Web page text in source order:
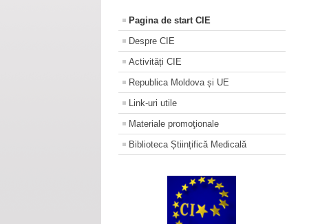
Pagina de start CIE
Despre CIE
Activități CIE
Republica Moldova și UE
Link-uri utile
Materiale promoţionale
Biblioteca Științifică Medicală